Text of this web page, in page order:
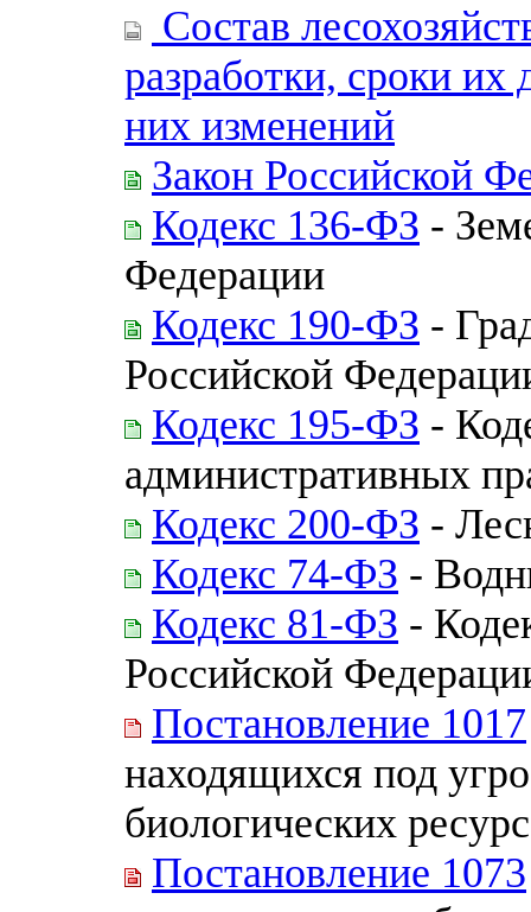
Состав
разработки, сроки их
них изменений
Закон Российской
Кодекс 136-ФЗ -
Федерации
Кодекс 190-ФЗ -
Российской
Кодекс 195-ФЗ -
административных
Кодекс 200-ФЗ -
Кодекс 74-ФЗ -
Кодекс 81-ФЗ -
Российской
Постановление 1017
находящихся под
биологических
Постановление 1073